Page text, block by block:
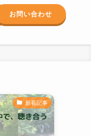
お問い合わせ
新着記事